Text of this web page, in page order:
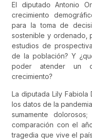
El diputado Antonio
crecimiento
para la toma de
sostenible y ordenado,
estudios de
de la población? Y
poder atender un
crecimiento?
La diputada Lily Fabiola
los datos de la
sumamente
comparación con el
tragedia que vive el